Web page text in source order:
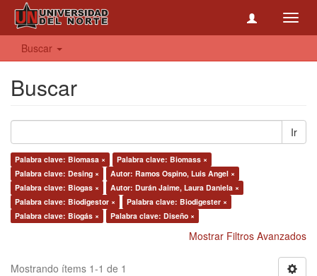
Buscar
Buscar
Ir
Palabra clave: Biomasa ×
Palabra clave: Biomass ×
Palabra clave: Desing ×
Autor: Ramos Ospino, Luis Angel ×
Palabra clave: Biogas ×
Autor: Durán Jaime, Laura Daniela ×
Palabra clave: Biodigestor ×
Palabra clave: Biodigester ×
Palabra clave: Biogás ×
Palabra clave: Diseño ×
Mostrar Filtros Avanzados
Mostrando ítems 1-1 de 1